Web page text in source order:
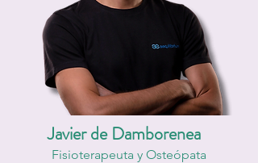
Javier de Damborenea
Fisioterapeuta y Osteópata